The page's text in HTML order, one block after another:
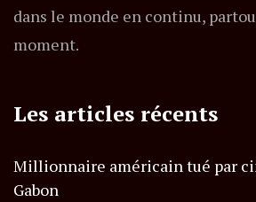
dans le monde en continu,
moment.
Les articles récents
Millionnaire américain tué par
Gabon